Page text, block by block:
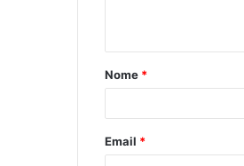
Nome *
Email *